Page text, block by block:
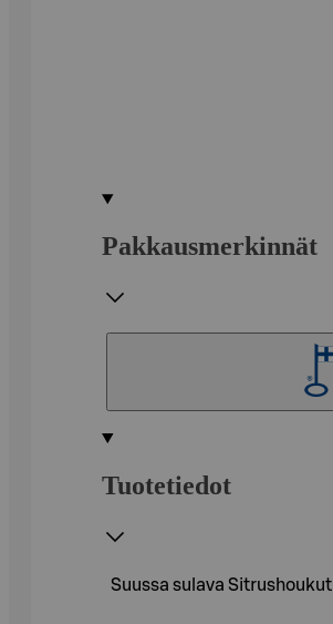
Pakkausmerkinnät
Tuotetiedot
Suussa sulava